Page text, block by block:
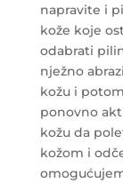
napravite i
kože koje
odabrati
nježno
kožu i
ponovno
kožu da
kožom i